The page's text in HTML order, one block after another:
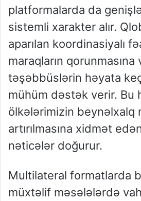
platformalarda da
sistemli xarakter alır.
aparılan koordinasiyalı
maraqların
təşəbbüslərin həyata
mühüm dəstək verir. Bu
ölkələrimizin beynəlxalq
artırılmasına xidmət
nəticələr doğurur.
Multilateral formatlarda
müxtəlif məsələlərdə